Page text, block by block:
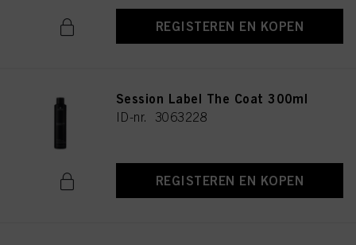
REGISTEREN EN KOPEN
Session Label The Coat 300ml
ID-nr. 3063228
REGISTEREN EN KOPEN